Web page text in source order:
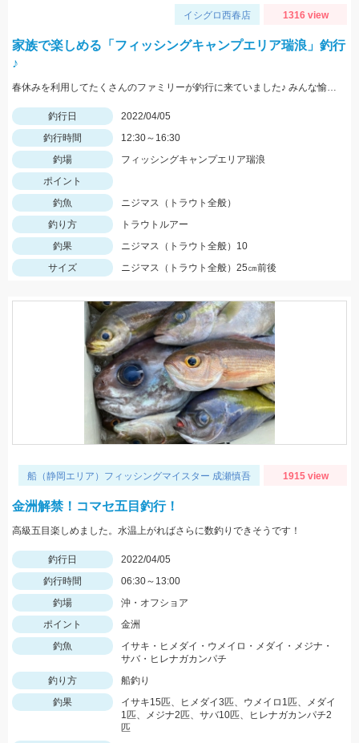
イシグロ西春店 1316 view
家族で楽しめる「フィッシングキャンプエリア瑞浪」釣行
♪
春休みを利用してたくさんのファミリーが釣行に来ていました♪ みんな愉しそう♪
釣行日
2022/04/05
釣行時間
12:30～16:30
釣場
フィッシングキャンプエリア瑞浪
ポイント
釣魚
ニジマス（トラウト全般）
釣り方
トラウトルアー
釣果
ニジマス（トラウト全般）10
サイズ
ニジマス（トラウト全般）25㎝前後
船（静岡エリア）フィッシングマイスター 成瀬慎吾 1915 view
金洲解禁！コマセ五目釣行！
高級五目楽しめました。水温上がればさらに数釣りできそうです！
釣行日
2022/04/05
釣行時間
06:30～13:00
釣場
沖・オフショア
ポイント
金洲
釣魚
イサキ・ヒメダイ・ウメイロ・メダイ・メジナ・
サバ・ヒレナガカンパチ
釣り方
船釣り
釣果
イサキ15匹、ヒメダイ3匹、ウメイロ1匹、メダイ
1匹、メジナ2匹、サバ10匹、ヒレナガカンパチ2
匹